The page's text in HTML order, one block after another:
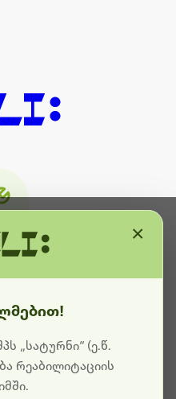
ამჟამად
და ტექნიკური
იქნება. გმადლობთ
„სატურნი“ (ე.წ.
რეაბილიტაციის
×